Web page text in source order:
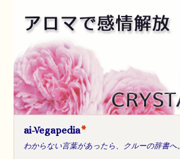
ai-Vegapedia*
わからない言葉があったら、クルーの辞書へ。